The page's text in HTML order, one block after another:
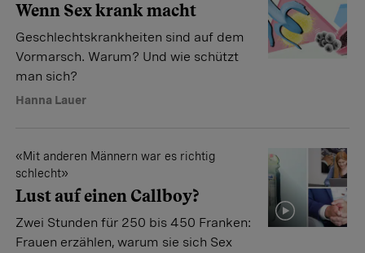
Wenn Sex krank macht
Geschlechtskrankheiten sind auf dem
Vormarsch. Warum? Und wie schützt
man sich?
Hanna Lauer
«Mit anderen Männern war es richtig
schlecht»
Lust auf einen Callboy?
Zwei Stunden für 250 bis 450 Franken:
Frauen erzählen, warum sie sich Sex